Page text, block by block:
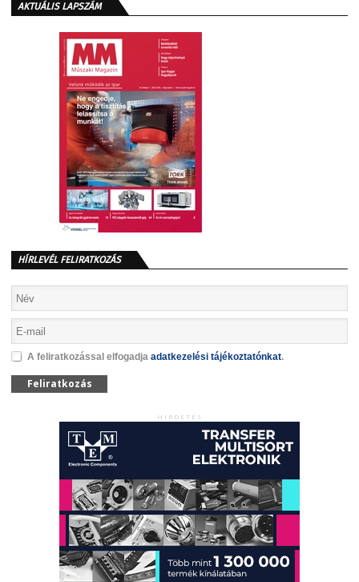
AKTUÁLIS LAPSZÁM
HÍRLEVÉL FELIRATKOZÁS
A feliratkozással elfogadja adatkezelési tájékoztatónkat.
Feliratkozás
HIRDETÉS